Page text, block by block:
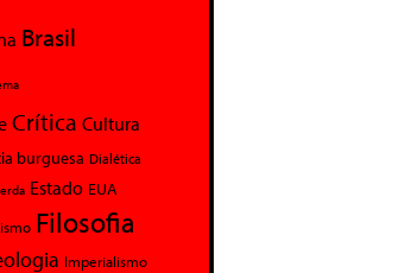
Brasil
Crítica Cultura
burguesa Dialética
Estado EUA
Filosofia
Imperialismo